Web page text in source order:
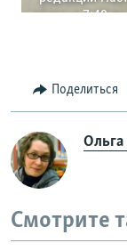
Поделиться
Ольга
Смотрите